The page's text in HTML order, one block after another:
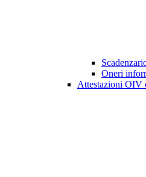
Oneri
Attestazioni OIV